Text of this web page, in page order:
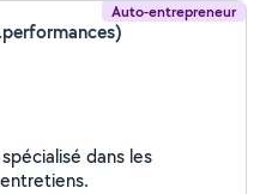
Auto-entrepreneur
dans les